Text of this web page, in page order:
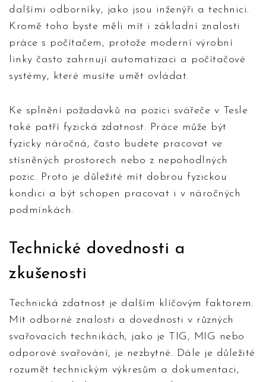
dalšími odborníky, jako jsou inženýři a technici.
Kromě toho byste měli mít i základní znalosti
práce s počítačem, protože moderní výrobní
linky často zahrnují automatizaci a počítačové
systémy, které musíte umět ovládat.
Ke splnění požadavků na pozici svářeče v Tesle
také patří fyzická zdatnost. Práce může být
fyzicky náročná, často budete pracovat ve
stísněných prostorech nebo z nepohodlných
pozic. Proto je důležité mít dobrou fyzickou
kondici a být schopen pracovat i v náročných
podmínkách.
Technické dovednosti a
zkušenosti
Technická zdatnost je dalším klíčovým faktorem.
Mít odborné znalosti a dovednosti v různých
svařovacích technikách, jako je TIG, MIG nebo
odporové svařování, je nezbytné. Dále je důležité
rozumět technickým výkresům a dokumentaci,